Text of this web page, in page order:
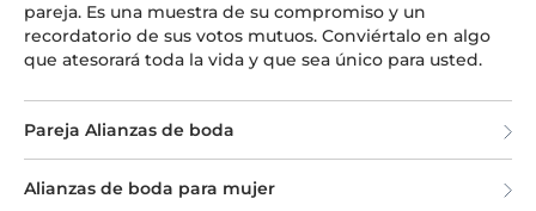
pareja. Es una muestra de su compromiso y un
recordatorio de sus votos mutuos. Conviértalo en algo
que atesorará toda la vida y que sea único para usted.
Pareja Alianzas de boda
Alianzas de boda para mujer